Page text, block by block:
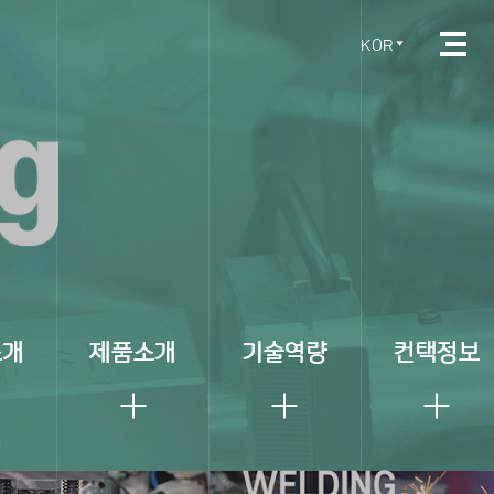
제품소개 기술역량 컨택정보
KOR